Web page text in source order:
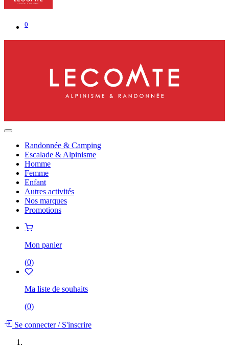
0
Randonnée & Camping
Escalade & Alpinisme
Homme
Femme
Enfant
Autres activités
Nos marques
Promotions
Mon panier
(0)
Ma liste de souhaits
(0)
Se connecter/S'inscrire